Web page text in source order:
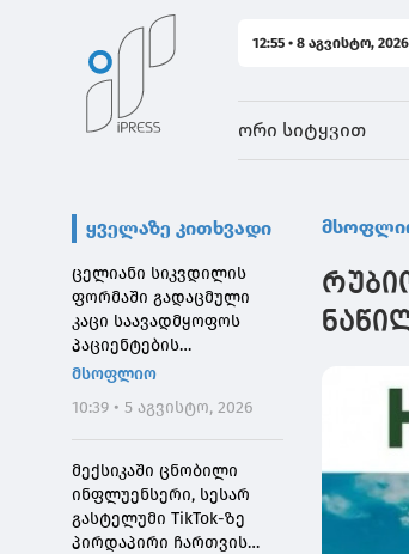
12:55 • 8 აგვისტო, 2026
ორი სიტყვით
ყველაზე კითხვადი
ცელიანი სიკვდილის
ფორმაში გადაცმული
კაცი საავადმყოფოს
პაციენტების
შეშინებისთვის
მსოფლიო
10:39 • 5 აგვისტო, 2026
მექსიკაში ცნობილი
ინფლუენსერი, სესარ
გასტელუმი TikTok-ზე
პირდაპირი ჩართვის